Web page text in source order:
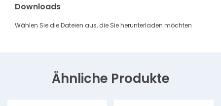
Downloads
Wählen Sie die Dateien aus, die Sie herunterladen möchten
Ähnliche Produkte